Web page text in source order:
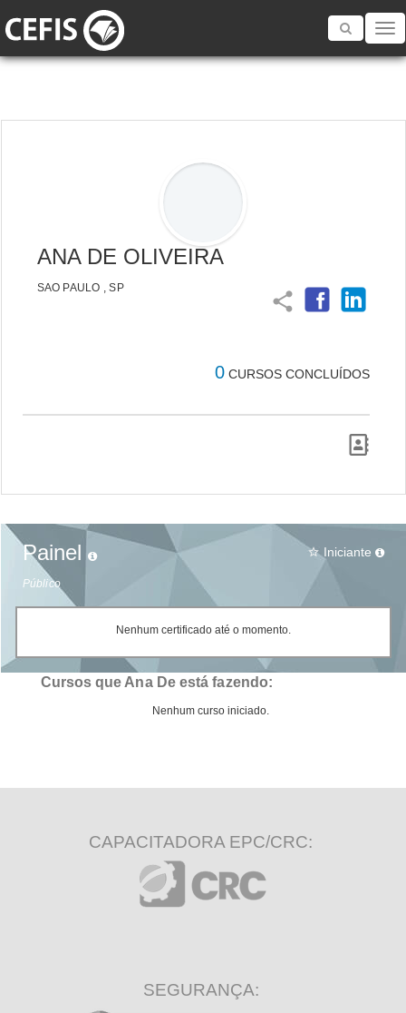
Toggle
ANA DE OLIVEIRA
SAO PAULO , SP
share
0 CURSOS CONCLUÍDOS
Painel
Público
star_border Iniciante
Nenhum certificado até o momento.
Cursos que Ana De está fazendo:
Nenhum curso iniciado.
CAPACITADORA EPC/CRC:
SEGURANÇA: